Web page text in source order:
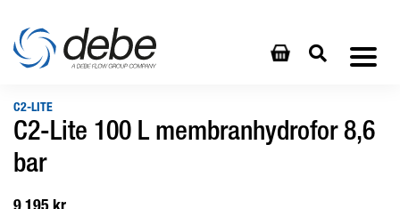
C2-LITE
C2-Lite 100 L membranhydrofor 8,6
bar